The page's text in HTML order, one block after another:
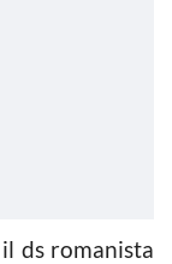
ds romanista